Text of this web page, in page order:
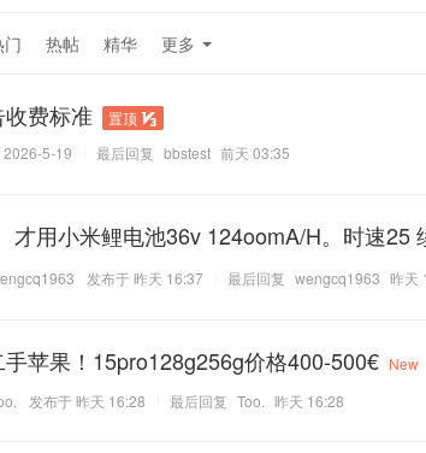
门 热帖 精华 更多
费标准
置顶
2026-5-19 最后回复 bbstest 前天 03:35
才用小米鲤电池36v 124oomA/H。时速25
发布于昨天 16:37 最后回复 wengcq1963 昨天
苹果！15pro128g256g价格400-500€ New
发布于昨天 16:28 最后回复 Too. 昨天 16:28